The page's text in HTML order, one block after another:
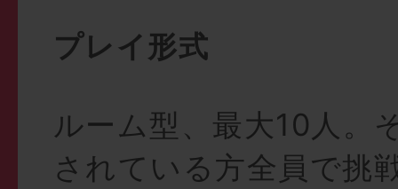
プレイ形式
ルーム型、最大10人。
されている方全員で挑